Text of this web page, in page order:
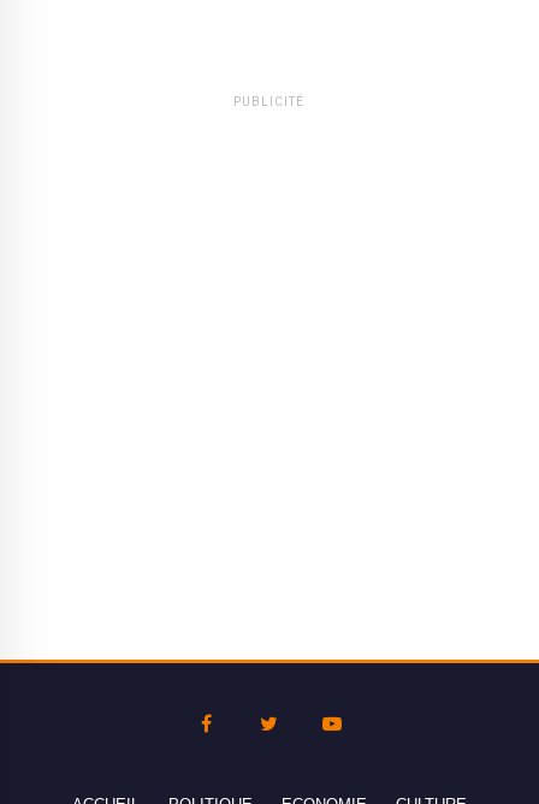
PUBLICITÉ